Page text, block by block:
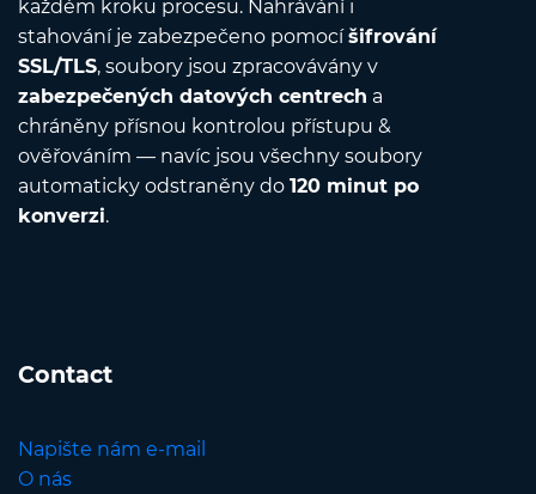
každém kroku procesu. Nahrávání i
stahování je zabezpečeno pomocíšifrování
SSL/TLS, soubory jsou zpracovávány v
zabezpečených datových centrech a
chráněny přísnou kontrolou přístupu &
ověřováním — navíc jsou všechny soubory
automaticky odstraněny do 120 minut po
konverzi.
Contact
Napište nám e-mail
O nás